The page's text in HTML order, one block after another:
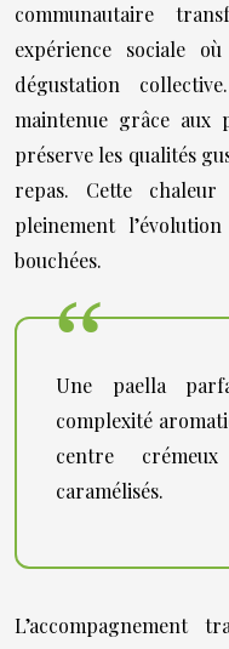
communautaire
expérience sociale
dégustation
maintenue grâce aux
préserve les qualités
repas. Cette chaleur
pleinement
bouchées.
Une paella
complexité
centre
caramélisés.
L’accompagnement